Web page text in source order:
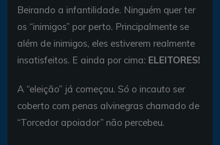
Beirando a infantilidade. Ninguém quer ter
os “inimigos” por perto. Principalmente se
além de inimigos, eles estiverem realmente
insatisfeitos. E ainda por cima: ELEITORES!
A “eleição” já começou. Só o incauto ser
coberto com penas alvinegras chamado de
“Torcedor apoiador” não percebeu.